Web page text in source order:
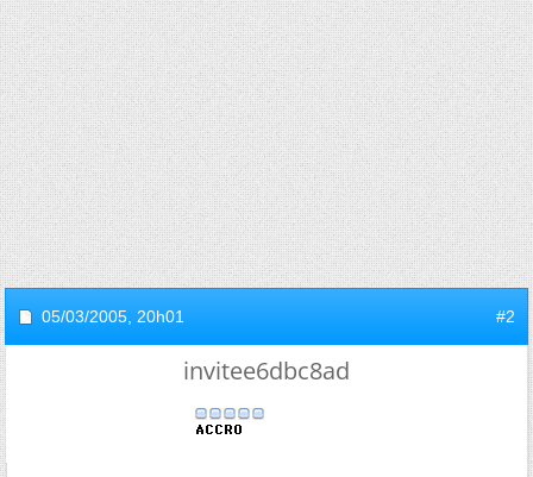
05/03/2005, 20h01 #2
invitee6dbc8ad